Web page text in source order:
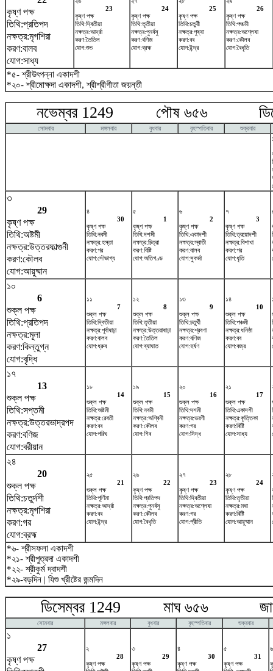
কৃষ্ণ পক্ষ
তিথি:প্রতিপদ
নক্ষত্র:মৃগশিরা
করণ:বালব
যোগ:সাধ্য
23
কৃষ্ণ পক্ষ
তিথি:দ্বিতীয়া
নক্ষত্র:আর্দ্রা
করণ:তৈতিল
যোগ:শুভ
24
কৃষ্ণ পক্ষ
তিথি:তৃতীয়া
নক্ষত্র:পুনর্বসু
করণ:বণিজ
যোগ:ব্রহ্ম
25
কৃষ্ণ পক্ষ
তিথি:চতুর্থী
নক্ষত্র:পুষ্যা
করণ:বব
যোগ:ইন্দ্র
26
কৃষ্ণ পক্ষ
তিথি:পঞ্চমী
নক্ষত্র:অশ্লেষা
করণ:কৌলব
যোগ:বৈধৃতি
*৫- শ্রীউৎপন্না একাদশী
*২০- শ্রীমোক্ষদা একাদশী, শ্রীশ্রীগীতা জয়ন্তী
নভেম্বর 1249 পৌষ ৬৫৬
সোমবার মঙ্গলবার বুধবার বৃহস্পতিবার
শুক্রবার
৩
29
কৃষ্ণ পক্ষ
তিথি:অষ্টমী
নক্ষত্র:উত্তরফাল্গুনী
করণ:কৌলব
যোগ:আয়ুষ্মান
৪
30
কৃষ্ণ পক্ষ
তিথি:নবমী
নক্ষত্র:হস্তা
করণ:গর
যোগ:সৌভাগ্য
৫
1
কৃষ্ণ পক্ষ
তিথি:দশমী
নক্ষত্র:চিত্রা
করণ:বিষ্টি
যোগ:অতিগণ্ড
৬
2
কৃষ্ণ পক্ষ
তিথি:একাদশী
নক্ষত্র:স্বাতী
করণ:বালব
যোগ:সুকর্মা
৭
3
কৃষ্ণ পক্ষ
তিথি:ত্রয়োদশী
নক্ষত্র:বিশাখা
করণ:গর
যোগ:ধৃতি
১০
6
শুক্ল পক্ষ
তিথি:প্রতিপদ
নক্ষত্র:মূলা
করণ:কিন্তুগ্ন
যোগ:বৃদ্ধি
১১
7
শুক্ল পক্ষ
তিথি:দ্বিতীয়া
নক্ষত্র:পূর্বাষাঢ়া
করণ:বালব
যোগ:ধ্রুব
১২
8
শুক্ল পক্ষ
তিথি:তৃতীয়া
নক্ষত্র:উত্তরাষাঢ়া
করণ:তৈতিল
যোগ:ব্যাঘাত
১৩
9
শুক্ল পক্ষ
তিথি:চতুর্থী
নক্ষত্র:শ্রবণা
করণ:বণিজ
যোগ:হর্ষণ
১৪
10
শুক্ল পক্ষ
তিথি:পঞ্চমী
নক্ষত্র:ধনিষ্ঠা
করণ:বব
যোগ:বজ্র
১৭
13
শুক্ল পক্ষ
তিথি:সপ্তমী
নক্ষত্র:উত্তরভাদ্রপদ
করণ:বণিজ
যোগ:বরীয়ান
১৮
14
শুক্ল পক্ষ
তিথি:অষ্টমী
নক্ষত্র:রেবতী
করণ:বব
যোগ:পরিঘ
১৯
15
শুক্ল পক্ষ
তিথি:নবমী
নক্ষত্র:অশ্বিনী
করণ:কৌলব
যোগ:শিব
২০
16
শুক্ল পক্ষ
তিথি:দশমী
নক্ষত্র:ভরণী
করণ:গর
যোগ:সিদ্ধ
২১
17
শুক্ল পক্ষ
তিথি:একাদশী
নক্ষত্র:কৃত্তিকা
করণ:বিষ্টি
যোগ:সাধ্য
২৪
20
শুক্ল পক্ষ
তিথি:চতুর্দশী
নক্ষত্র:মৃগশিরা
করণ:গর
যোগ:ব্রহ্ম
২৫
21
শুক্ল পক্ষ
তিথি:পূর্ণিমা
নক্ষত্র:আর্দ্রা
করণ:বব
যোগ:ইন্দ্র
২৬
22
কৃষ্ণ পক্ষ
তিথি:প্রতিপদ
নক্ষত্র:পুনর্বসু
করণ:কৌলব
যোগ:বৈধৃতি
২৭
23
কৃষ্ণ পক্ষ
তিথি:দ্বিতীয়া
নক্ষত্র:অশ্লেষা
করণ:গর
যোগ:প্রীতি
২৮
24
কৃষ্ণ পক্ষ
তিথি:তৃতীয়া
নক্ষত্র:মঘা
করণ:বিষ্টি
যোগ:আয়ুষ্মান
*৬- শ্রীসফলা একাদশী
*২১- শ্রীপুত্রদা একাদশী
*২২- শ্রীকুর্ম দ্বাদশী
*২৯-বড়দিন | যিশু খ্রীষ্টের জন্মদিন
ডিসেম্বর 1249 মাঘ ৬৫৬
সোমবার মঙ্গলবার বুধবার বৃহস্পতিবার শুক্রবার
১
27
কৃষ্ণ পক্ষ
২
28
কৃষ্ণ পক্ষ
৩
29
কৃষ্ণ পক্ষ
৪
30
কৃষ্ণ পক্ষ
৫
31
কৃষ্ণ পক্ষ
৬